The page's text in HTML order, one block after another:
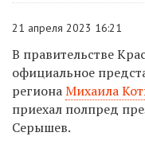
21 апреля 2023 16:21
В правительстве
официальное
регионаМихаила
приехал полпред
Серышев.